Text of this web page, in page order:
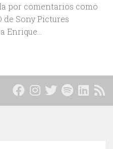
por comentarios como
de Sony Pictures